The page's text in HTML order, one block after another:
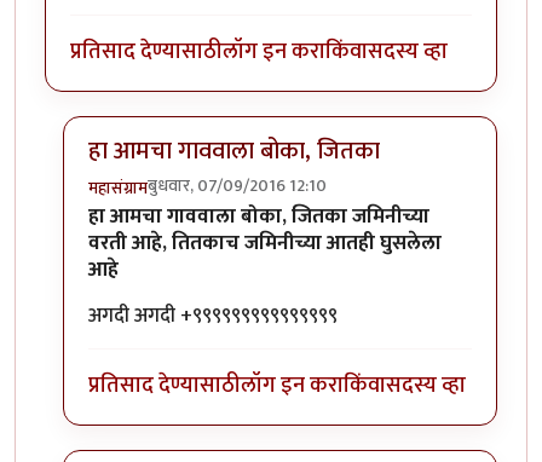
प्रतिसाद देण्यासाठीलॉग इन कराकिंवासदस्य व्हा
हा आमचा गाववाला बोका, जितका
महासंग्रामबुधवार, 07/09/2016 12:10
In reply toआज एक गोष्ट मी जाहीर करूbyकैलासवासी
हा आमचा गाववाला बोका, जितका जमिनीच्या
वरती आहे, तितकाच जमिनीच्या आतही घुसलेला
आहे
अगदी अगदी +९९९९९९९९९९९९९९९
प्रतिसाद देण्यासाठीलॉग इन कराकिंवासदस्य व्हा